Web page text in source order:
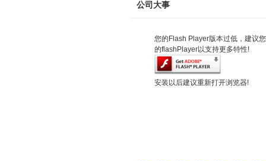
公司大事
您的Flash Player版本过低，建议
的flashPlayer以支持更多特性!
安装以后建议重新打开浏览器!